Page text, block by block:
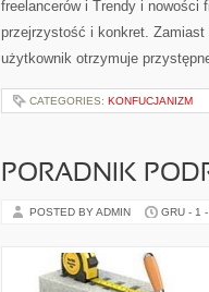
freelancerów i Trendy i
przejrzystość i konkret. Zamiast
użytkownik otrzymuje
CATEGORIES: KONFUCJANIZM
PORADNIK
POSTED BY ADMIN GRU - 1